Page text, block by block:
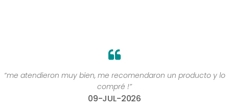
“me atendieron muy bien, me recomendaron un producto y lo
compré !”
09-JUL-2026